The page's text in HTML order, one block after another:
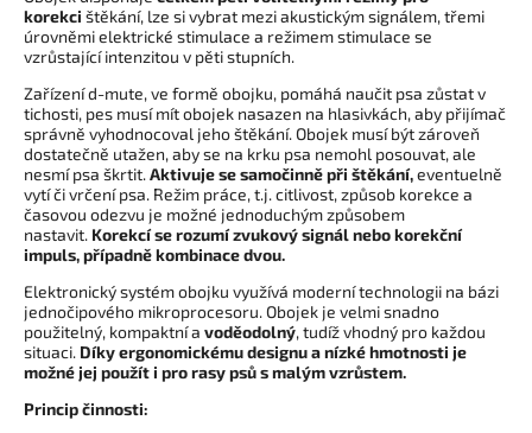
korekci štěkání, lze si vybrat mezi akustickým signálem, třemi
úrovněmi elektrické stimulace a režimem stimulace se
vzrůstající intenzitou v pěti stupních.
Zařízení d-mute, ve formě obojku, pomáhá naučit psa zůstat v
tichosti, pes musí mít obojek nasazen na hlasivkách, aby přijímač
správně vyhodnocoval jeho štěkání. Obojek musí být zároveň
dostatečně utažen, aby se na krku psa nemohl posouvat, ale
nesmí psa škrtit.Aktivuje se samočinně při štěkání,eventuelně
vytí či vrčení psa. Režim práce, t.j. citlivost, způsob korekce a
časovou odezvu je možné jednoduchým způsobem
nastavit. Korekcí se rozumí zvukový signál nebo korekční
impuls, případně kombinace dvou.
Elektronický systém obojku využívá moderní technologii na bázi
jednočipového mikroprocesoru. Obojek je velmi snadno
použitelný, kompaktní a voděodolný, tudíž vhodný pro každou
situaci. Díky ergonomickému designu a nízké hmotnosti je
možné jej použít i pro rasy psů s malým vzrůstem.
Princip činnosti: